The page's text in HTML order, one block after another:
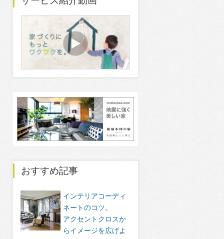
おすすめ記事
インテリアコーディ
ネートのコツ。
アクセントクロスか
らイメージを広げよ